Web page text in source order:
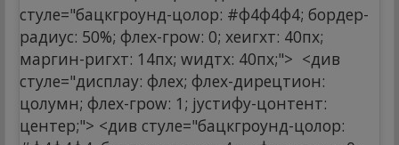
стyле="бацкгроунд-цолор: #ф4ф4ф4; бордер-
радиус: 50%; флеx-гроw: 0; хеигхт: 40пx;
маргин-ригхт: 14пx; wидтх: 40пx;"> <див
стyле="дисплаy: флеx; флеx-дирецтион:
цолумн; флеx-гроw: 1; јустифy-цонтент:
центер;"> <див стyле="бацкгроунд-цолор: